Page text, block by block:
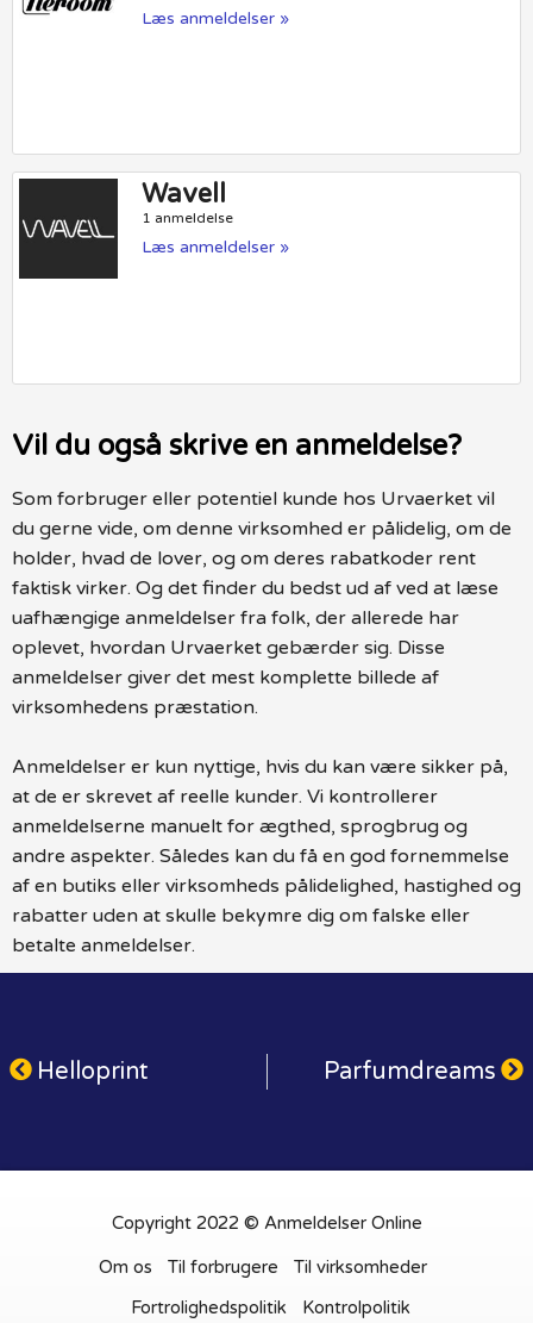
Læs anmeldelser »
Wavell
1 anmeldelse
Læs anmeldelser »
Vil du også skrive en anmeldelse?
Som forbruger eller potentiel kunde hos Urvaerket vil
du gerne vide, om denne virksomhed er pålidelig, om de
holder, hvad de lover, og om deres rabatkoder rent
faktisk virker. Og det finder du bedst ud af ved at læse
uafhængige anmeldelser fra folk, der allerede har
oplevet, hvordan Urvaerket gebærder sig. Disse
anmeldelser giver det mest komplette billede af
virksomhedens præstation.
Anmeldelser er kun nyttige, hvis du kan være sikker på,
at de er skrevet af reelle kunder. Vi kontrollerer
anmeldelserne manuelt for ægthed, sprogbrug og
andre aspekter. Således kan du få en god fornemmelse
af en butiks eller virksomheds pålidelighed, hastighed og
rabatter uden at skulle bekymre dig om falske eller
betalte anmeldelser.
Helloprint Parfumdreams
Copyright 2022 © Anmeldelser Online
Om os Til forbrugere
Til virksomheder
Fortrolighedspolitik
Kontrolpolitik